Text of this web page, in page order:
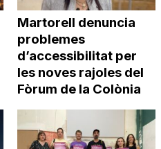
Martorell denuncia
problemes
d’accessibilitat per
les noves rajoles del
Fòrum de la Colònia